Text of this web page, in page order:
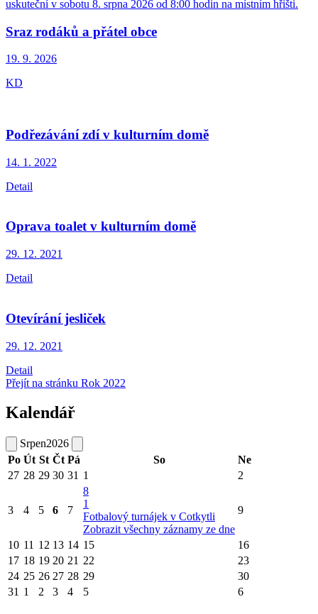
uskuteční v sobotu 8. srpna 2026 od 8:00 hodin na místním hřišti.
Sraz rodáků a přátel obce
19. 9. 2026
KD
Podřezávání zdí v kulturním domě
14. 1. 2022
Detail
Oprava toalet v kulturním domě
29. 12. 2021
Detail
Otevírání jesliček
29. 12. 2021
Detail
Přejít na stránku Rok 2022
Kalendář
Srpen2026
Po Út St Čt Pá So
Ne
27 28 29 30 31 1 2
3 4 5 6 7
8
1
Fotbalový turnájek v Cotkytli
Zobrazit všechny záznamy ze dne
9
10 11 12 13 14 15
16
17 18 19 20 21 22
23
24 25 26 27 28 29
30
31 1 2 3 4 5 6